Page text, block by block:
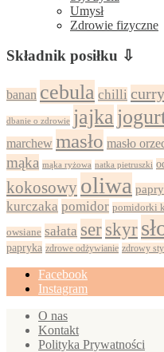
Umysł
Zdrowie fizyczne
Składnik posiłku ⇩
banan cebula chilli curry
dbanie o zdrowie jajka
marchew masło masło
mąka mąka ryżowa natka pietruszki
kokosowy oliwa
kurczaka pomidor pomidorki
owsiane sałata ser skyr
papryka zdrowe odżywianie zdrowy
Facebook
Instagram
O nas
Kontakt
Polityka Prywatności